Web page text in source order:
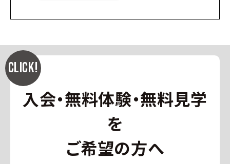
入会・無料体験・無料見学
を
ご希望の方へ